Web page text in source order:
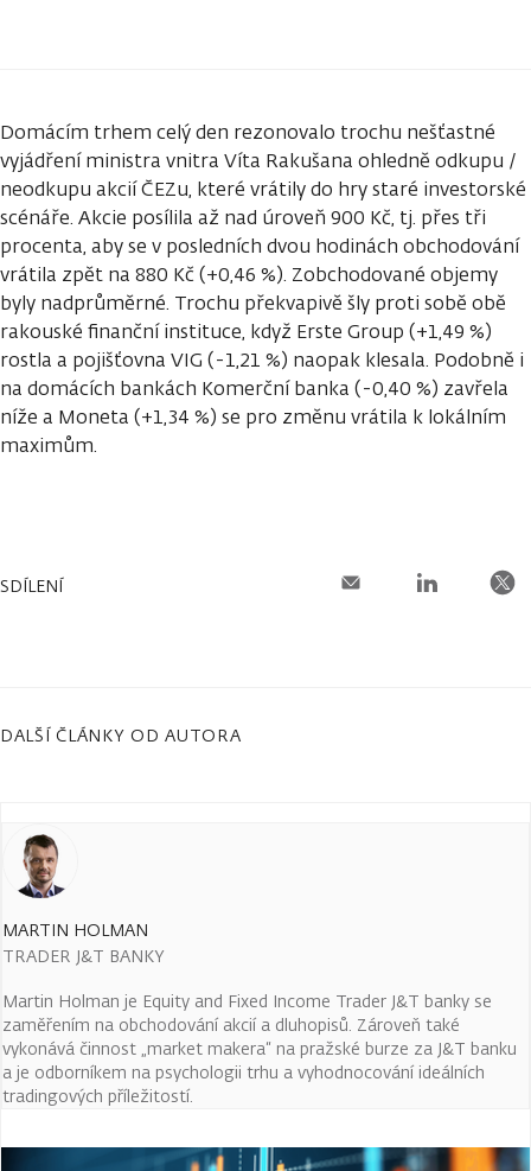
Domácím trhem celý den rezonovalo trochu nešťastné
vyjádření ministra vnitra Víta Rakušana ohledně odkupu /
neodkupu akcií ČEZu, které vrátily do hry staré investorské
scénáře. Akcie posílila až nad úroveň 900 Kč, tj. přes tři
procenta, aby se v posledních dvou hodinách obchodování
vrátila zpět na 880 Kč (+0,46 %). Zobchodované objemy
byly nadprůměrné. Trochu překvapivě šly proti sobě obě
rakouské finanční instituce, když Erste Group (+1,49 %)
rostla a pojišťovna VIG (-1,21 %) naopak klesala. Podobně i
na domácích bankách Komerční banka (-0,40 %) zavřela
níže a Moneta (+1,34 %) se pro změnu vrátila k lokálním
maximům.
SDÍLENÍ
DALŠÍ ČLÁNKY OD AUTORA
MARTIN HOLMAN
TRADER J&T BANKY
Martin Holman je Equity and Fixed Income Trader J&T banky se
zaměřením na obchodování akcií a dluhopisů. Zároveň také
vykonává činnost „market makera“ na pražské burze za J&T banku
a je odborníkem na psychologii trhu a vyhodnocování ideálních
tradingových příležitostí.